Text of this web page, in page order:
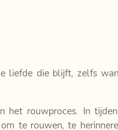
liefde die blijft, zelfs
het rouwproces. In
te rouwen, te